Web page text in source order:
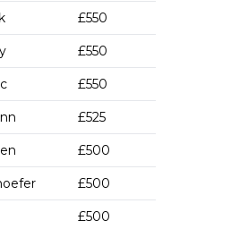
£550
£550
£550
£525
£500
£500
£500